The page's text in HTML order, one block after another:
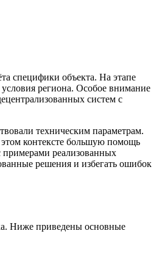
специфики объекта. На этапе
региона. Особое внимание
систем с
техническим параметрам.
контексте большую помощь
примерами реализованных
решения и избегать ошибок
Ниже приведены основные